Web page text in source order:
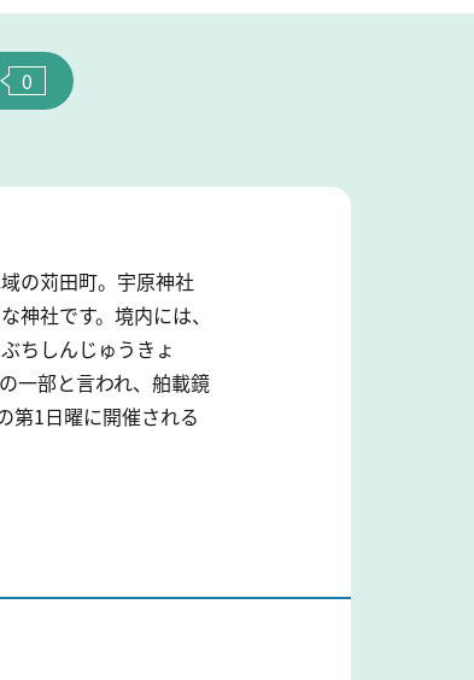
0
の苅田町。宇原神社
社です。境内には、
ちしんじゅうきょ
一部と言われ、舶載鏡
第1日曜に開催される